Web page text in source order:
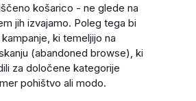
košarico - ne glede na
jih izvajamo. Poleg tega bi
ki temeljijo na
(abandoned browse), ki
za določene kategorije
pohištvo ali modo.